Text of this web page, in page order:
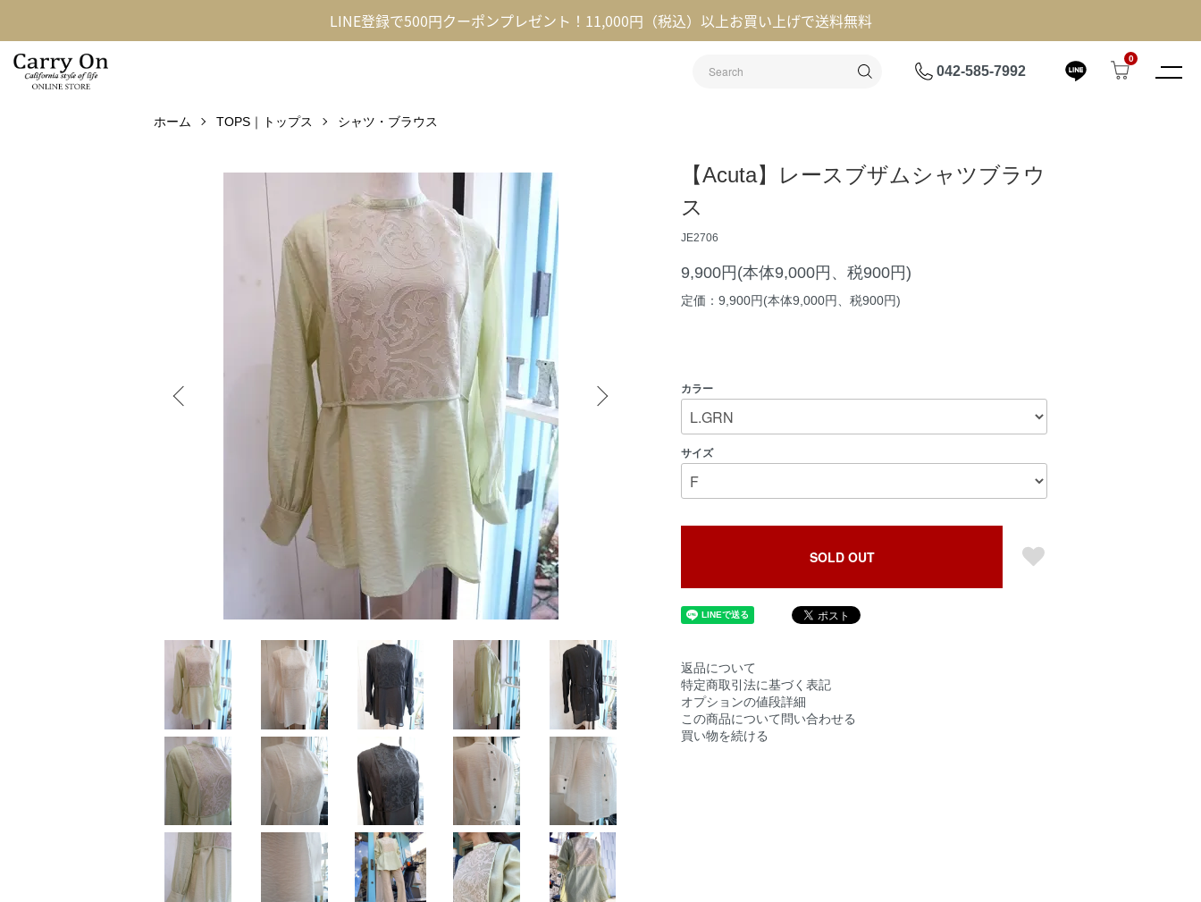
LINE登録で500円クーポンプレゼント！11,000円（税込）以上お買い上げで送料無料
042-585-7992
0
ホーム TOPS｜トップス シャツ・ブラウス
【Acuta】レースブザムシャツブラウ
ス
JE2706
9,900円(本体9,000円、税900円)
定価：9,900円(本体9,000円、税900円)
カラー
サイズ
SOLD OUT
返品について
特定商取引法に基づく表記
オプションの値段詳細
この商品について問い合わせる
買い物を続ける